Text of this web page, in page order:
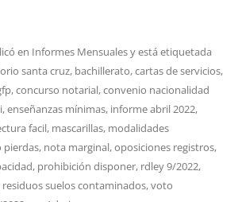
en Informes Mensualesy está etiquetada
santa cruz, bachillerato,cartas de servicios,
,concurso notarial,convenio nacionalidad
,enseñanzas mínimas, informe abril 2022,
facil, mascarillas, modalidades
pierdas, nota marginal,oposiciones registros,
, prohibición disponer, rdley 9/2022,
residuos suelos contaminados,voto